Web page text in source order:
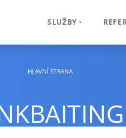
SLUŽBY
HLAVNÍ STRANA